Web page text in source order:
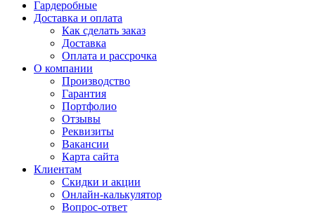
Гардеробные
Доставка и оплата
Как сделать заказ
Доставка
Оплата и рассрочка
О компании
Производство
Гарантия
Портфолио
Отзывы
Реквизиты
Вакансии
Карта сайта
Клиентам
Скидки и акции
Онлайн-калькулятор
Вопрос-ответ